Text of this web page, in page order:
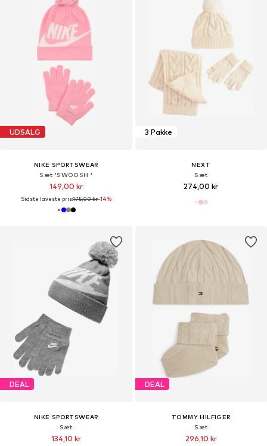
UDSALG
NIKE SPORTSWEAR
Sæt 'SWOOSH '
149,00 kr
Sidste laveste pris:175,00 kr-14%
3 Pakke
NEXT
Sæt
274,00 kr
DEAL
NIKE SPORTSWEAR
Sæt
134,10 kr
DEAL
TOMMY HILFIGER
Sæt
296,10 kr